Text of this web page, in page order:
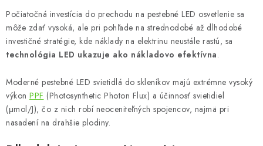
Počiatočná investícia do prechodu na pestebné LED osvetlenie sa
môže zdať vysoká, ale pri pohľade na strednodobé až dlhodobé
investičné stratégie, kde náklady na elektrinu neustále rastú, sa
technológia LED ukazuje ako nákladovo efektívna.
Moderné pestebné LED svietidlá do skleníkov majú extrémne vysoký
výkon PPF (Photosynthetic Photon Flux) a účinnosť svietidiel
(μmol/J), čo z nich robí neoceniteľných spojencov, najmä pri
nasadení na drahšie plodiny.